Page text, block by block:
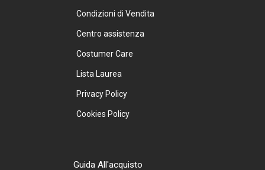
Condizioni di Vendita
Centro assistenza
Costumer Care
Lista Laurea
Privacy Policy
Cookies Policy
Guida All'acquisto